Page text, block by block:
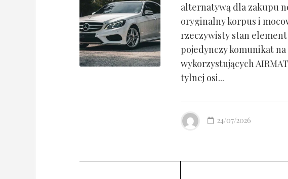
alternatywą dla zakupu
oryginalny korpus i
rzeczywisty stan
pojedynczy komunikat
wykorzystujących
tylnej osi...
24/07/2026